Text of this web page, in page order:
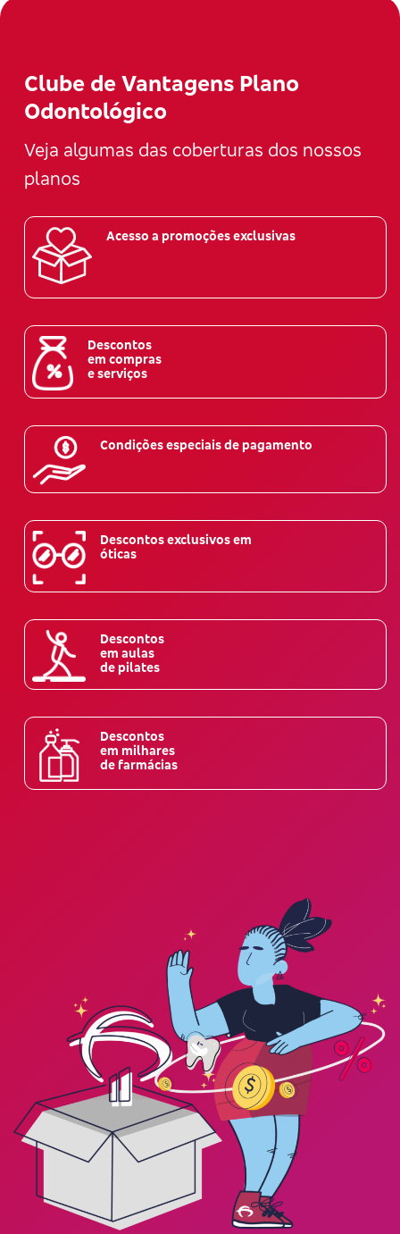
Clube de Vantagens Plano
Odontológico
Veja algumas das coberturas dos nossos
planos
Acesso a promoções exclusivas
Descontos
em compras
e serviços
Condições especiais de pagamento
Descontos exclusivos em
óticas
Descontos
em aulas
de pilates
Descontos
em milhares
de farmácias